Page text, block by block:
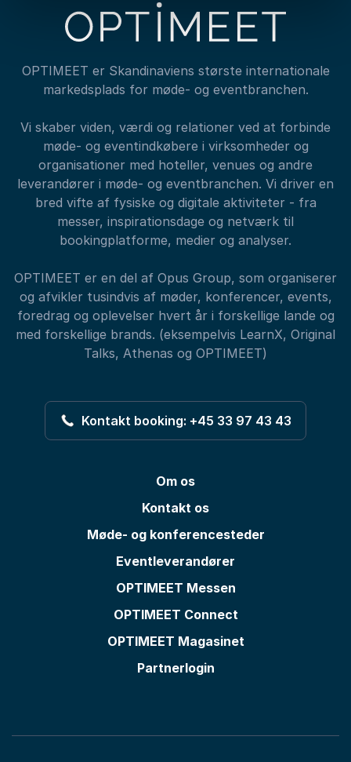
OPTIMEET er Skandinaviens største internationale
markedsplads for møde- og eventbranchen.
Vi skaber viden, værdi og relationer ved at forbinde
møde- og eventindkøbere i virksomheder og
organisationer med hoteller, venues og andre
leverandører i møde- og eventbranchen. Vi driver en
bred vifte af fysiske og digitale aktiviteter - fra
messer, inspirationsdage og netværk til
bookingplatforme, medier og analyser.
OPTIMEET er en del af Opus Group, som organiserer
og afvikler tusindvis af møder, konferencer, events,
foredrag og oplevelser hvert år i forskellige lande og
med forskellige brands. (eksempelvis LearnX, Original
Talks, Athenas og OPTIMEET)
Kontakt booking: +45 33 97 43 43
Om os
Kontakt os
Møde- og konferencesteder
Eventleverandører
OPTIMEET Messen
OPTIMEET Connect
OPTIMEET Magasinet
Partnerlogin